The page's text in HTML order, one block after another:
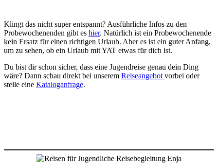
Klingt das nicht super entspannt? Ausführliche Infos zu den
Probewochenenden gibt es hier. Natürlich ist ein Probewochenende
kein Ersatz für einen richtigen Urlaub. Aber es ist ein guter Anfang,
um zu sehen, ob ein Urlaub mit YAT etwas für dich ist.
Du bist dir schon sicher, dass eine Jugendreise genau dein Ding
wäre? Dann schau direkt bei unserem Reiseangebot vorbei oder
stelle eine Kataloganfrage.